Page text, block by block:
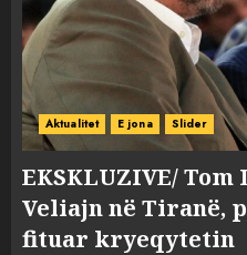
Aktualitet E jona Slider
EKSKLUZIVE/ Tom
Veliajn në Tiranë,
fituar kryeqytetin